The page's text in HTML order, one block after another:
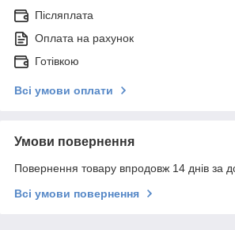
Післяплата
Оплата на рахунок
Готівкою
Всі умови оплати
Умови повернення
Повернення товару впродовж 14 днів за
Всі умови повернення